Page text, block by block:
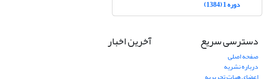
دوره 1 (1384)
دسترسی سریع
صفحه اصلی
درباره نشریه
آخرین اخبار